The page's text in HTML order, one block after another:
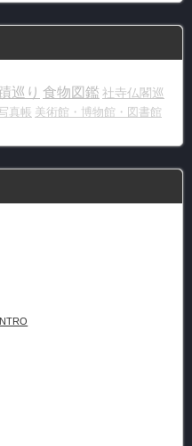
巡り 食物図鑑 社寺仏閣巡
真帳 美術館・博物館・図書館